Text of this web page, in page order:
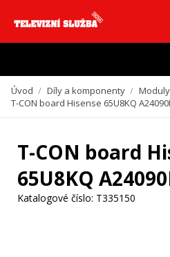
Vzhledem k aktuální situaci se může
zpozdit. Děkujeme
Úvod / Díly a komponenty /
T-CON board Hisense 65U8KQ
T-CON board
65U8KQ
Katalogové číslo: T335150